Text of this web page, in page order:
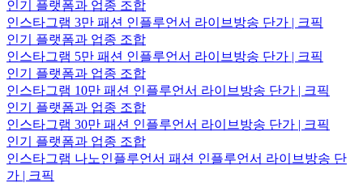
인기 플랫폼과 업종 조합
인스타그램 3만 패션 인플루언서 라이브방송 단가 | 크픽
인기 플랫폼과 업종 조합
인스타그램 5만 패션 인플루언서 라이브방송 단가 | 크픽
인기 플랫폼과 업종 조합
인스타그램 10만 패션 인플루언서 라이브방송 단가 | 크픽
인기 플랫폼과 업종 조합
인스타그램 30만 패션 인플루언서 라이브방송 단가 | 크픽
인기 플랫폼과 업종 조합
인스타그램 나노인플루언서 패션 인플루언서 라이브방송 단
가 | 크픽